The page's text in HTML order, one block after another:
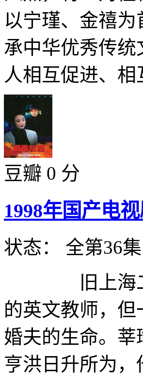
以宁瑾、金禧
承中华优秀传
人相互促进、
豆瓣 0 分
1998年国产电
状态： 全第36集
旧上海二
的英文教师，
婚夫的生命。
亨洪日升所为